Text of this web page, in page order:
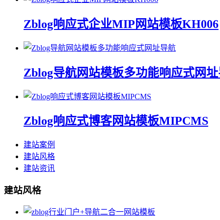
Zblog响应式企业MIP网站模板KH006
Zblog导航网站模板多功能响应式网
Zblog响应式博客网站模板MIPCMS
建站案例
建站风格
建站资讯
建站风格